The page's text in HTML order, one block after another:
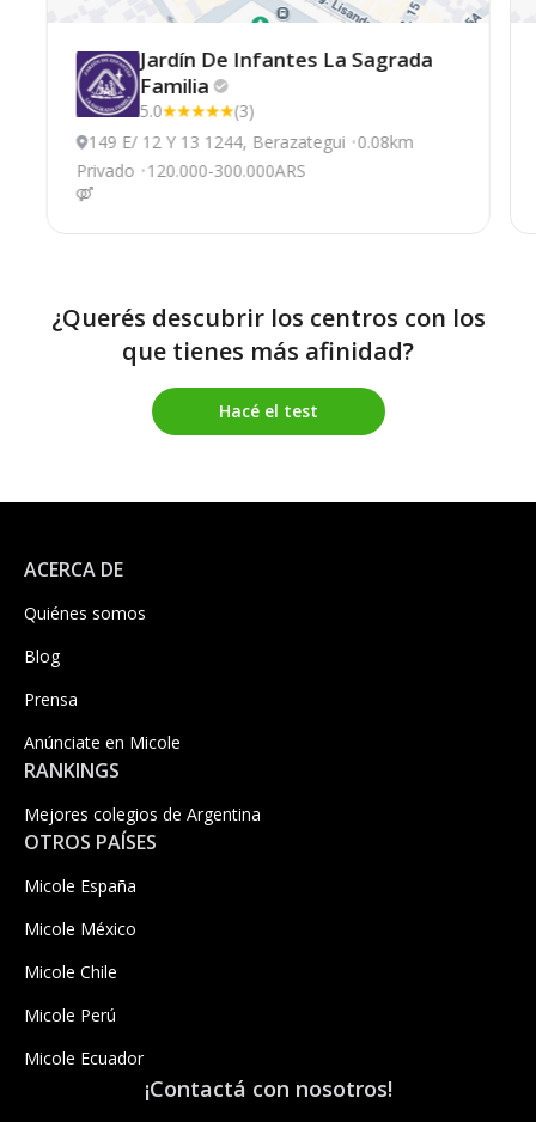
Jardín De Infantes La Sagrada
Familia
5.0
(3)
149 E/ 12 Y 13 1244, Berazategui 0.08km
Privado
120.000-300.000ARS
¿Querés descubrir los centros con los
que tienes más afinidad?
Hacé el test
ACERCA DE
Quiénes somos
Blog
Prensa
Anúnciate en Micole
RANKINGS
Mejores colegios de Argentina
OTROS PAÍSES
Micole España
Micole México
Micole Chile
Micole Perú
Micole Ecuador
¡Contactá con nosotros!